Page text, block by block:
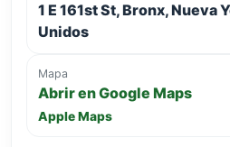
1 E 161st St, Bronx, Nueva
Unidos
Mapa
Abrir en Google Maps
Apple Maps